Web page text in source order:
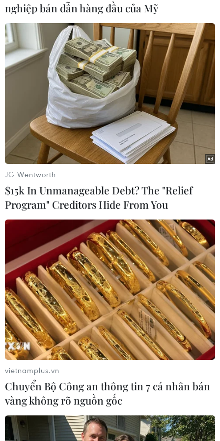
Ngay cả các tập đoàn kinh tế lớn, các Tổng công
ty 90 và 91 của Nhà nước cũngít quan tâm đầu
tư khoa học và công nghệ cho chính đơn vị
mình. Hiện đang tồntại một nghịch lý là một số
tập đoàn kinh tế, tổng công ty trước đây được
Nhànước giao quản lý các viện nghiên cứu
chuyên ngành mạnh, nay lại chuyển trả cácviện
này về các bộ chủ quản.
Chưa kể kinh phí đầu tư phát triển khoa học và
công nghệ do Chính phủ phân bổcho các địa
phương hàng năm bị sử dụng không đúng mục
đích, không có hiệu quả,dẫn đến tỷ lệ đóng góp
của khoa học và công nghệ vào nền kinh tế Việt
Nam chỉ ởkhoảng 22-23%. Đây là tỷ lệ thấp so
với thế giới cũng như trong khu vực.
Bởi vậy, giải pháp thúc đẩy liên kết "3 nhà",
cùng với việc mở rộng hợp tác quốctế trên lĩnh
vực khoa học công nghệ theo hướng mua bán,
trao đổi, cùng hợp tácnghiên cứu; tạo điều kiện
thuận lợi cho các tổ chức và cá nhân nước ngoài
thànhlập các tổ chức chuyên ngành này tại Việt
Nam, chắc chắn sẽ tạo thành động lựcmạnh mẽ
thúc đẩy hoạt động khoa học và công nghệ Việt
Nam phát triển vữngchắc./.
Văn Hào (Vietnam+)
nghiệp bán dẫn hàng đầu của Mỹ
JG Wentworth
$15k In Unmanageable Debt? The "Relief
Program" Creditors Hide From You
vietnamplus.vn
Chuyển Bộ Công an thông tin 7 cá nhân bán
vàng không rõ nguồn gốc